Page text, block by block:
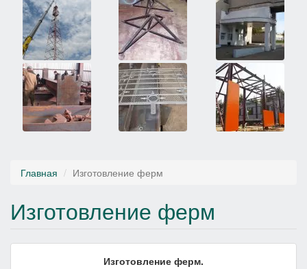
Главная Изготовление ферм
Изготовление ферм
Изготовление ферм.